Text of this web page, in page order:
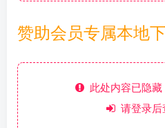
赞助会员专属本地
此处内容已隐藏
请登录后